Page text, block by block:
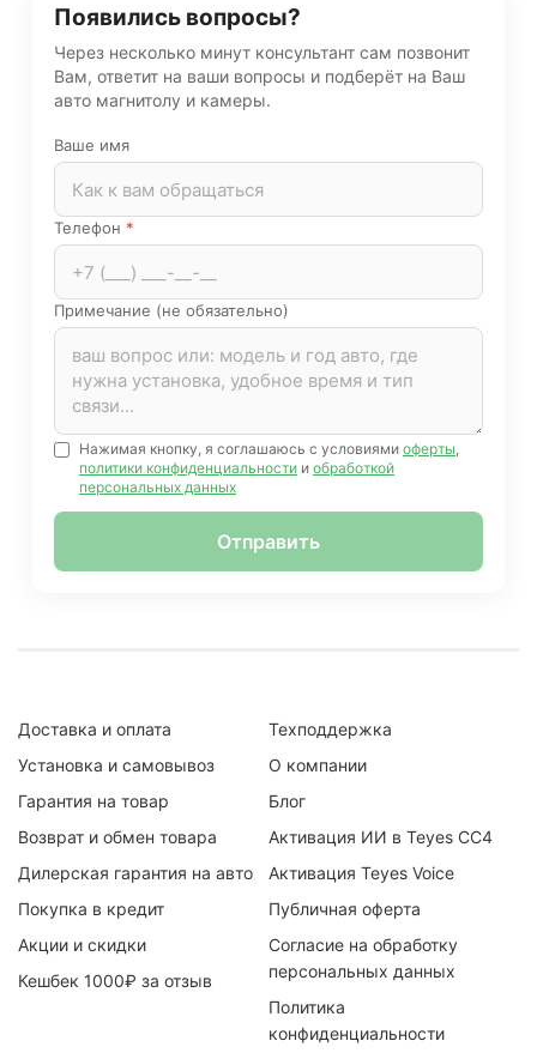
Появились вопросы?
Через несколько минут консультант сам позвонит
Вам, ответит на ваши вопросы и подберёт на Ваш
авто магнитолу и камеры.
Ваше имя
Телефон *
Примечание (не обязательно)
Нажимая кнопку, я соглашаюсь с условиями оферты,
политики конфиденциальности и обработкой
персональных данных
Отправить
Доставка и оплата
Установка и самовывоз
Гарантия на товар
Возврат и обмен товара
Дилерская гарантия на авто
Покупка в кредит
Акции и скидки
Кешбек 1000₽ за отзыв
Техподдержка
О компании
Блог
Активация ИИ в Teyes CC4
Активация Teyes Voice
Публичная оферта
Согласие на обработку
персональных данных
Политика
конфиденциальности